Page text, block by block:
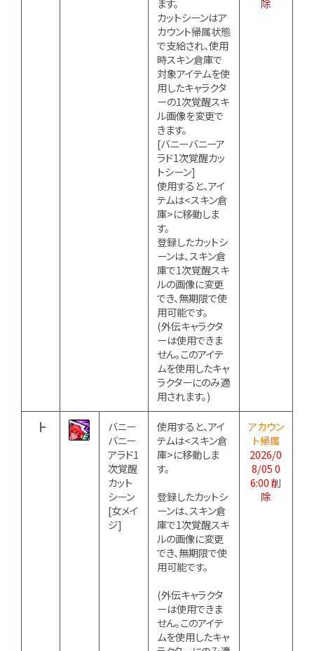
ます。
カットシーンはア
カウント帰属状態
で支給され、使用
時スキン倉庫で
対象アイテムを使
用したキャラクタ
ーの1次覚醒スキ
ル画像を変更で
きます。
[バニーバニーア
ラド1次覚醒カッ
トシーン]
使用すると、アイ
テムは<スキン倉
庫>に移動しま
す。
登録したカットシ
ーンは、スキン倉
庫で1次覚醒スキ
ルの画像に変更
でき、無期限で使
用可能です。
(外伝キャラクタ
ーは使用できま
せん。このアイテ
ムを使用したキャ
ラクターにのみ適
用されます。)
除
┣
バニー
バニー
アラド1
次覚醒
カット
シーン
[女メイ
ジ]
使用すると、アイ
テムは<スキン倉
庫>に移動しま
す。
登録したカットシ
ーンは、スキン倉
庫で1次覚醒スキ
ルの画像に変更
でき、無期限で使
用可能です。
(外伝キャラクタ
ーは使用できま
せん。このアイテ
ムを使用したキャ
アカウン
ト帰属
2026/0
8/05 0
6:00 削
除